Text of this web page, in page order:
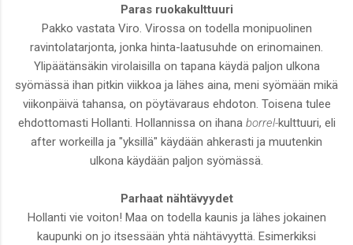
Paras ruokakulttuuri
Pakko vastata Viro. Virossa on todella monipuolinen
ravintolatarjonta, jonka hinta-laatusuhde on erinomainen.
Ylipäätänsäkin virolaisilla on tapana käydä paljon ulkona
syömässä ihan pitkin viikkoa ja lähes aina, meni syömään mikä
viikonpäivä tahansa, on pöytävaraus ehdoton. Toisena tulee
ehdottomasti Hollanti. Hollannissa on ihana borrel-kulttuuri, eli
after workeilla ja "yksillä" käydään ahkerasti ja muutenkin
ulkona käydään paljon syömässä.
Parhaat nähtävyydet
Hollanti vie voiton! Maa on todella kaunis ja lähes jokainen
kaupunki on jo itsessään yhtä nähtävyyttä. Esimerkiksi